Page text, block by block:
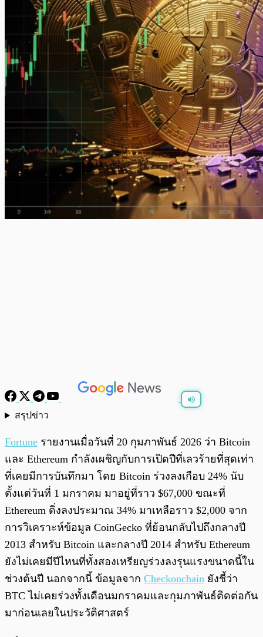
สรุปข่าว
Fortune รายงานเมื่อวันที่ 20 กุมภาพันธ์ 2026 ว่า Bitcoin
และ Ethereum กำลังเผชิญกับการเปิดปีที่เลวร้ายที่สุดเท่า
ที่เคยมีการบันทึกมา โดย Bitcoin ร่วงลงเกือบ 24% นับ
ตั้งแต่วันที่ 1 มกราคม มาอยู่ที่ราว $67,000 ขณะที่
Ethereum ดิ่งลงประมาณ 34% มาเหลือราว $2,000 จาก
การวิเคราะห์ข้อมูล CoinGecko ที่ย้อนกลับไปถึงกลางปี
2013 สำหรับ Bitcoin และกลางปี 2014 สำหรับ Ethereum
ยังไม่เคยมีปีไหนที่ทั้งสองเหรียญร่วงลงรุนแรงขนาดนี้ใน
ช่วงต้นปี นอกจากนี้ ข้อมูลจาก Checkonchain ยังชี้ว่า
BTC ไม่เคยร่วงทั้งเดือนมกราคมและกุมภาพันธ์ติดต่อกัน
มาก่อนเลยในประวัติศาสตร์